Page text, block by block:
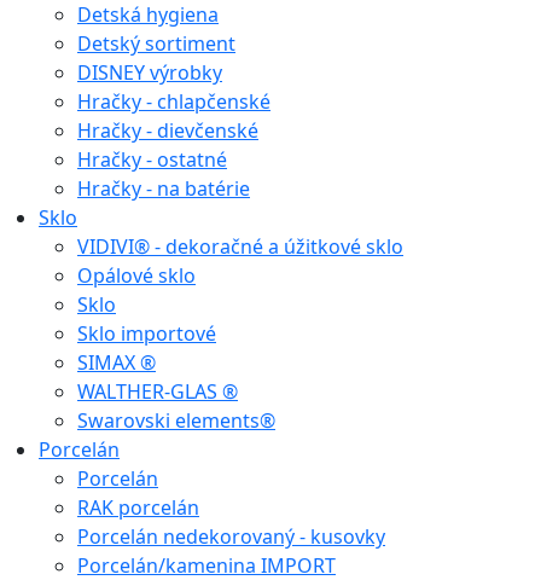
Detská hygiena
Detský sortiment
DISNEY výrobky
Hračky - chlapčenské
Hračky - dievčenské
Hračky - ostatné
Hračky - na batérie
Sklo
VIDIVI® - dekoračné a úžitkové sklo
Opálové sklo
Sklo
Sklo importové
SIMAX ®
WALTHER-GLAS ®
Swarovski elements®
Porcelán
Porcelán
RAK porcelán
Porcelán nedekorovaný - kusovky
Porcelán/kamenina IMPORT